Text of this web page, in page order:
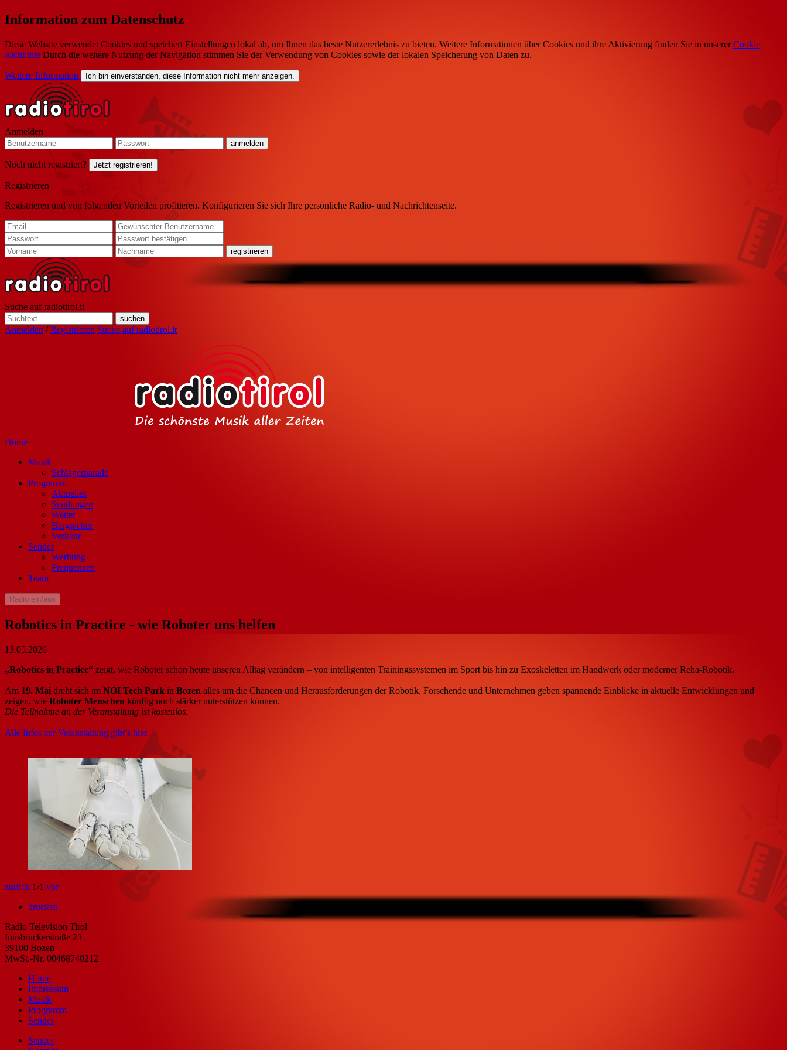
Information zum Datenschutz
Diese Website verwendet Cookies und speichert Einstellungen lokal ab, um Ihnen das beste Nutzererlebnis zu bieten. Weitere Informationen über Cookies und ihre Aktivierung finden Sie in unsererCookie
Richtlinie Durch die weitere Nutzung der Navigation stimmen Sie der Verwendung von Cookies sowie der lokalen Speicherung von Daten zu.
Weitere Information Ich bin einverstanden, diese Information nicht mehr anzeigen.
Anmelden
Noch nicht registriert? Jetzt registrieren!
Registrieren
Registrieren und von folgenden Vorteilen profitieren. Konfigurieren Sie sich Ihre persönliche Radio- und Nachrichtenseite.
Suche auf radiotirol.it
Anmelden /Registrieren Suche auf radiotirol.it
Home
Musik
Schlagerparade
Programm
Aktuelles
Sendungen
Wetter
Bergwetter
Verkehr
Sender
Werbung
Frequenzen
Team
Radio ein/aus
Robotics in Practice - wie Roboter uns helfen
13.05.2026
„Robotics in Practice“ zeigt, wie Roboter schon heute unseren Alltag verändern – von intelligenten Trainingssystemen im Sport bis hin zu Exoskeletten im Handwerk oder moderner Reha-Robotik.
Am 19. Mai dreht sich im NOI Tech Park in Bozen alles um die Chancen und Herausforderungen der Robotik. Forschende und Unternehmen geben spannende Einblicke in aktuelle Entwicklungen und
zeigen, wie Roboter Menschen künftig noch stärker unterstützen können.
Die Teilnahme an der Veranstaltung ist kostenlos.
Alle Infos zur Veranstaltung gibt’s hier.
zurück 1/1 vor
drucken
Radio Television Tirol
Innsbruckerstraße 23
39100 Bozen
MwSt.-Nr. 00468740212
Home
Impressum
Musik
Programm
Sender
Sender